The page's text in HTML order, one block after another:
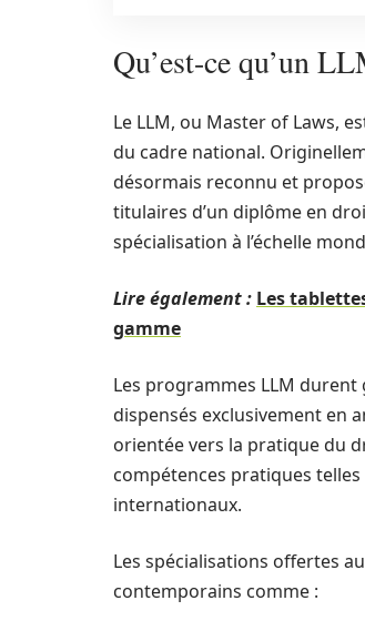
Qu’est-ce qu’un
Le LLM, ou Master of Laws,
du cadre national.
désormais reconnu et
titulaires d’un diplôme en
spécialisation à l’échelle
Lire également : Les
gamme
Les programmes LLM
dispensés exclusivement en
orientée vers la pratique du
compétences pratiques
internationaux.
Les spécialisations offertes
contemporains comme :